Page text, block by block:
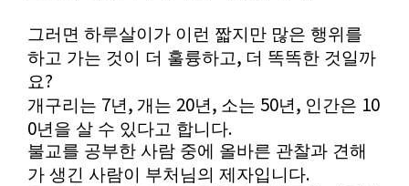
그러면 하루살이가 이런 짧지만 많은 행위를
하고 가는 것이 더 훌륭하고, 더 똑똑한 것일까
요?
개구리는 7년 , 개는 20년 , 소는 50년 , 인간은 10
0년을 살 수 있다고 합니다.
불교를 공부한 사람 중에 올바른 관찰과 견해
가 생긴 사람이 부처님의 제자입니다.